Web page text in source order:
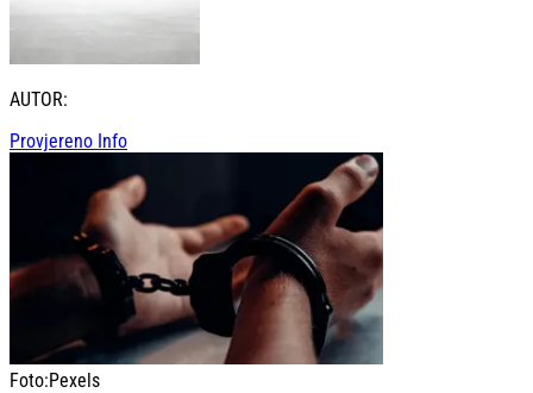
AUTOR:
Provjereno Info
Foto:Pexels